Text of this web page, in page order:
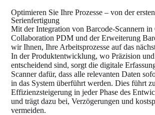
Optimieren Sie Ihre Prozesse – von der
Serienfertigung
Mit der Integration von Barcode-Scannern
Collaboration PDM und der Erweiterung
wir Ihnen, Ihre Arbeitsprozesse auf das
In der Produktentwicklung, wo Präzision
entscheidend sind, sorgt die digitale
Scanner dafür, dass alle relevanten Daten
in das System überführt werden. Dies führt
Effizienzsteigerung in jeder Phase des
und trägt dazu bei, Verzögerungen und
vermeiden.